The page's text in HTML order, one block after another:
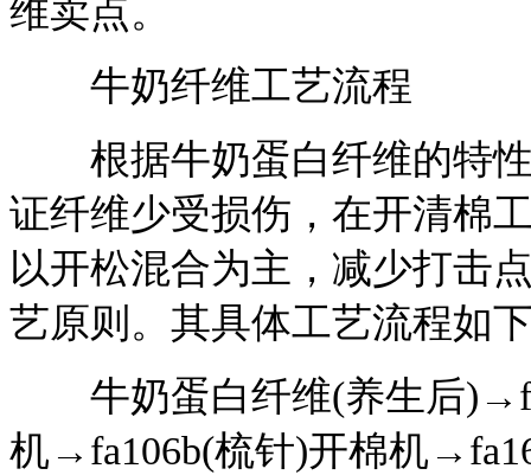
维卖点。
牛奶纤维工艺流程
根据牛奶蛋白纤维的特性
证纤维少受损伤，在开清棉
以开松混合为主，减少打击
艺原则。其具体工艺流程如
牛奶蛋白纤维(养生后
机→fa106b(梳针)开棉机